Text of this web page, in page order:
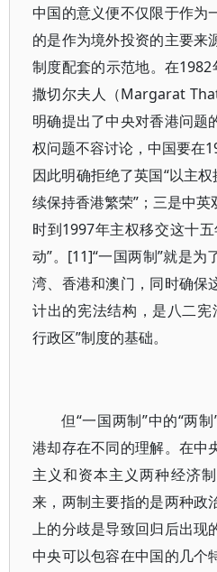
中国的意义便不仅限于作为
的是作为境外投资的主要来
制度配套的示范地。在
撒切尔夫人（Margarat
明确提出了中央对香港问题
权问题不容讨论，中国要在
因此明确拒绝了英国“以主
续保持香港繁荣”；三是中
时到1997年主权移交这十
动”。[11]“一国两制”就是为
湾、香港和澳门，同时确保
计出的宪法结构，是八二
行政区”制度的基础。
但“一国两制”中的“两
港却存在不同的理解。在中
主义和资本主义两种经济
来，两制主要指的是两种政
上的分歧是导致回归后出现
中央可以包容在中国的几个